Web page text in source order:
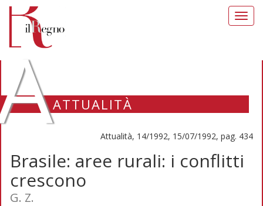
ATTUALITÀ
Attualità, 14/1992, 15/07/1992, pag. 434
Brasile: aree rurali: i conflitti
crescono
G. Z.